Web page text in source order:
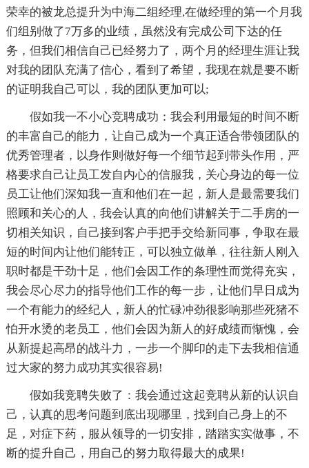
荣幸的被龙总提升为中海二组经理,在做经理的第一个月我
们组别做了7万多的业绩，虽然没有完成公司下达的任
务，但我们相信自己已经努力了，两个月的经理生涯让我
对我的团队充满了信心，看到了希望，我现在就是要不断
的证明我自己可以，我的团队更加可以;
假如我一不小心竞聘成功：我会利用最短的时间不断
的丰富自己的能力，让自己成为一个真正适合带领团队的
优秀管理者，以身作则做好每一个细节起到带头作用，严
格要求自己让员工发自内心的信服我，关心身边的每一位
员工让他们深知我一直和他们在一起，新人是最需要我们
照顾和关心的人，我会认真的向他们讲解关于二手房的一
切相关知识，自己接到客户手把手交给新同事，争取在最
短的时间内让他们能转正，可以独立做单，往往新人刚入
职时都是干劲十足，他们会因工作的条理性而觉得充实，
我会尽心尽力的指导他们工作的每一步，让他们早日成为
一个有能力的经纪人，新人的忙碌冲劲很影响那些死猪不
怕开水烫的老员工，他们会因为新人的好成绩而惭愧，会
从新提起高昂的战斗力，一步一个脚印的走下去我相信通
过大家的努力成功其实很容易!
假如我竞聘失败了：我会通过这起竞聘从新的认识自
己，认真的思考问题到底出现哪里，找到自己身上的不
足，对症下药，服从领导的一切安排，踏踏实实做事，不
断的提升自己，用自己的努力取得最大的成果!